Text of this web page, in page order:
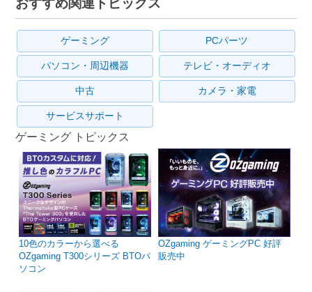
ゲーミング PCパーツ
パソコン・周辺機器 テレビ・オーディオ
中古 カメラ・家電
サービスサポート
ゲーミング トピックス
10色のカラーから選べる
OZgaming T300シリーズ BTOパ
ソコン
OZgaming ゲーミングPC 好評
販売中